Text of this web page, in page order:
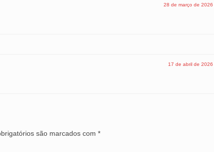
28 de março de 2026
17 de abril de 2026
são marcados com *